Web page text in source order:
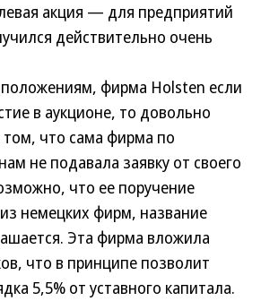
акция — для предприятий
действительно очень
фирма Holsten если
в аукционе, то довольно
том, что сама фирма по
не подавала заявку от своего
что ее поручение
немецких фирм, название
Эта фирма вложила
что в принципе позволит
5,5% от уставного капитала.